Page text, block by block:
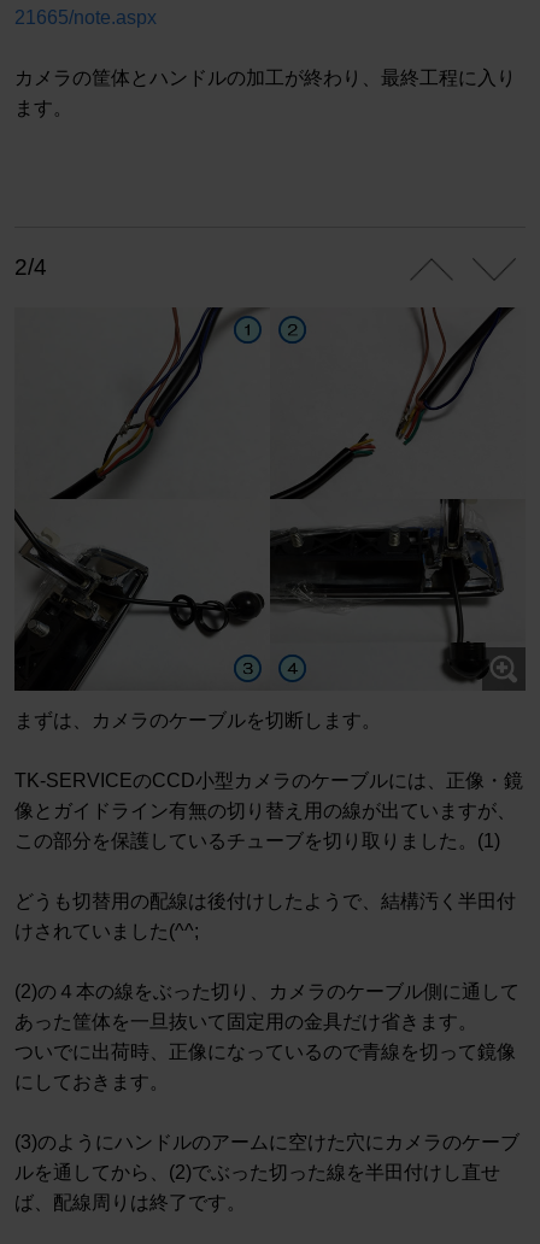
21665/note.aspx
カメラの筐体とハンドルの加工が終わり、最終工程に入り
ます。
2/4
まずは、カメラのケーブルを切断します。
TK-SERVICEのCCD小型カメラのケーブルには、正像・鏡
像とガイドライン有無の切り替え用の線が出ていますが、
この部分を保護しているチューブを切り取りました。(1)
どうも切替用の配線は後付けしたようで、結構汚く半田付
けされていました(^^;
(2)の４本の線をぶった切り、カメラのケーブル側に通して
あった筐体を一旦抜いて固定用の金具だけ省きます。
ついでに出荷時、正像になっているので青線を切って鏡像
にしておきます。
(3)のようにハンドルのアームに空けた穴にカメラのケーブ
ルを通してから、(2)でぶった切った線を半田付けし直せ
ば、配線周りは終了です。